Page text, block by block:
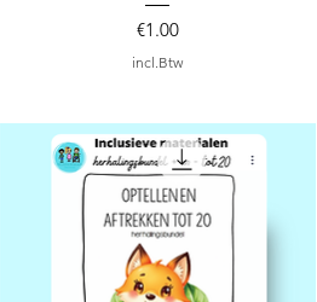
Prijs
€1.00
incl.Btw